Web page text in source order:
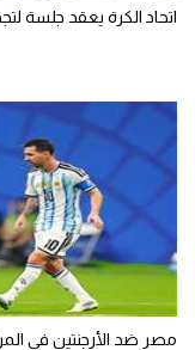
اتحاد الكرة يعقد جلسة